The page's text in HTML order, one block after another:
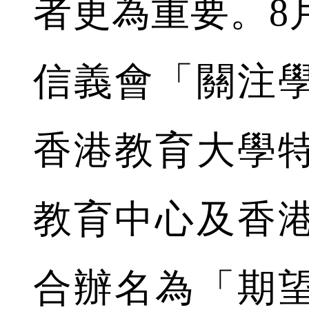
者更為重要。8
信義會「關注
香港教育大學
教育中心及香
合辦名為「期